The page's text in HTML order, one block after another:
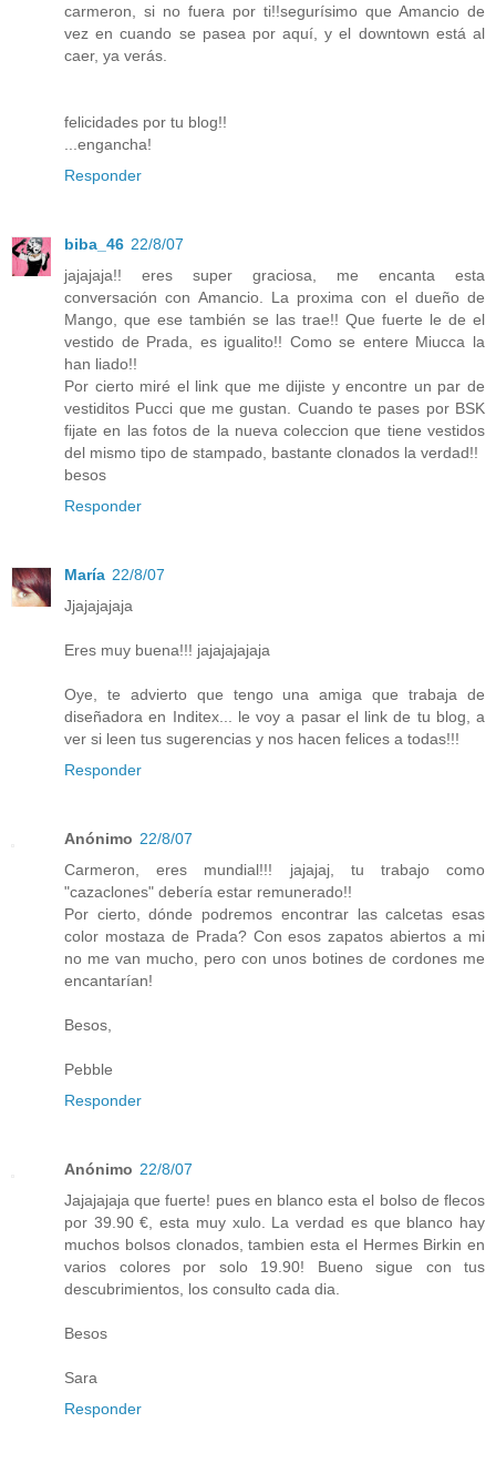
carmeron, si no fuera por ti!!segurísimo que Amancio de
vez en cuando se pasea por aquí, y el downtown está al
caer, ya verás.
felicidades por tu blog!!
...engancha!
Responder
biba_46 22/8/07
jajajaja!! eres super graciosa, me encanta esta
conversación con Amancio. La proxima con el dueño de
Mango, que ese también se las trae!! Que fuerte le de el
vestido de Prada, es igualito!! Como se entere Miucca la
han liado!!
Por cierto miré el link que me dijiste y encontre un par de
vestiditos Pucci que me gustan. Cuando te pases por BSK
fijate en las fotos de la nueva coleccion que tiene vestidos
del mismo tipo de stampado, bastante clonados la verdad!!
besos
Responder
María 22/8/07
Jjajajajaja
Eres muy buena!!! jajajajajaja
Oye, te advierto que tengo una amiga que trabaja de
diseñadora en Inditex... le voy a pasar el link de tu blog, a
ver si leen tus sugerencias y nos hacen felices a todas!!!
Responder
Anónimo 22/8/07
Carmeron, eres mundial!!! jajajaj, tu trabajo como
"cazaclones" debería estar remunerado!!
Por cierto, dónde podremos encontrar las calcetas esas
color mostaza de Prada? Con esos zapatos abiertos a mi
no me van mucho, pero con unos botines de cordones me
encantarían!
Besos,
Pebble
Responder
Anónimo 22/8/07
Jajajajaja que fuerte! pues en blanco esta el bolso de flecos
por 39.90 €, esta muy xulo. La verdad es que blanco hay
muchos bolsos clonados, tambien esta el Hermes Birkin en
varios colores por solo 19.90! Bueno sigue con tus
descubrimientos, los consulto cada dia.
Besos
Sara
Responder